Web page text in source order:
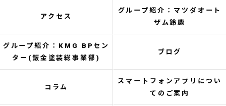
アクセス
グループ紹介：マツダオート
ザム鈴鹿
グループ紹介：KMG BPセン
ター(鈑金塗装総事業部)
ブログ
コラム
スマートフォンアプリについ
てのご案内